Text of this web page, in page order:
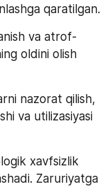
qaratilgan.
va atrof-
oldini olish
nazorat qilish,
va utilizasiyasi
xavfsizlik
Zaruriyatga